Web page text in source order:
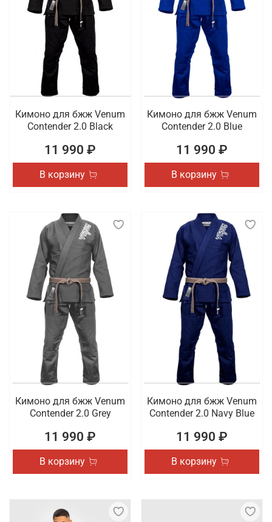
Кимоно для бжж Venum
Contender 2.0 Black
11 990 ₽
В корзину
Кимоно для бжж Venum
Contender 2.0 Blue
11 990 ₽
В корзину
Кимоно для бжж Venum
Contender 2.0 Grey
11 990 ₽
В корзину
Кимоно для бжж Venum
Contender 2.0 Navy Blue
11 990 ₽
В корзину